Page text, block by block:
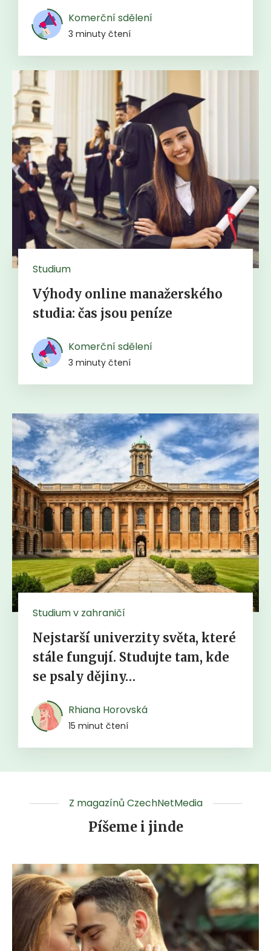
Komerční sdělení
3 minuty čtení
Studium
Výhody online manažerského
studia: čas jsou peníze
Komerční sdělení
3 minuty čtení
Studium v zahraničí
Nejstarší univerzity světa, které
stále fungují. Studujte tam, kde
se psaly dějiny…
Rhiana Horovská
15 minut čtení
Z magazínů CzechNetMedia
Píšeme i jinde